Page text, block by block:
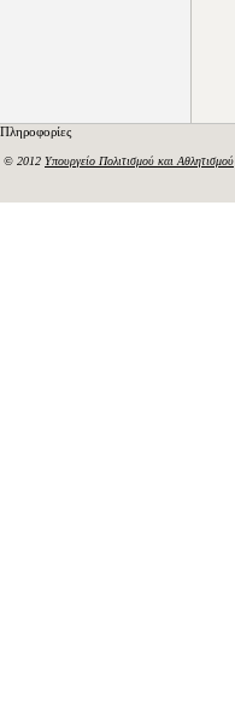
Πληροφορίες
© 2012 Υπουργείο Πολιτισμού και Αθλητισμού